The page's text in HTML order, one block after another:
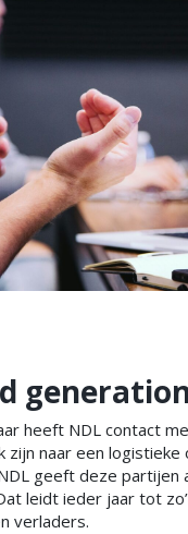
heeft NDL contact
zijn naar een
geeft deze partijen
leidt ieder jaar tot
verladers.